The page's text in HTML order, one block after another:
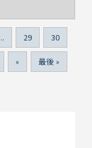
... 29 30
» 最後 »